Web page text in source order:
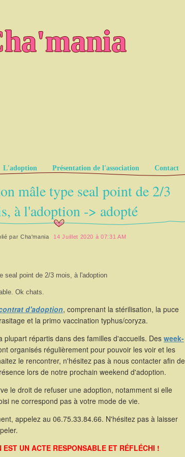
L'adoption Présentation de l'association Contact
mâle type seal point de 2/3
à l'adoption -> adopté
par Cha'mania 14 Juillet 2020 à 07:31 AM
seal point de 2/3 mois, à l'adoption
Ok chats.
d'adoption, comprenant la stérilisation, la puce
et la primo vaccination typhus/coryza.
plupart répartis dans des familles d'accueils. Des week-
organisés régulièrement pour pouvoir les voir et les
le rencontrer, n'hésitez pas à nous contacter afin de
lors de notre prochain weekend d'adoption.
le droit de refuser une adoption, notamment si elle
ne correspond pas à votre mode de vie.
appelez au 06.75.33.84.66. N'hésitez pas à laisser
EST UN ACTE RESPONSABLE ET RÉFLÉCHI !